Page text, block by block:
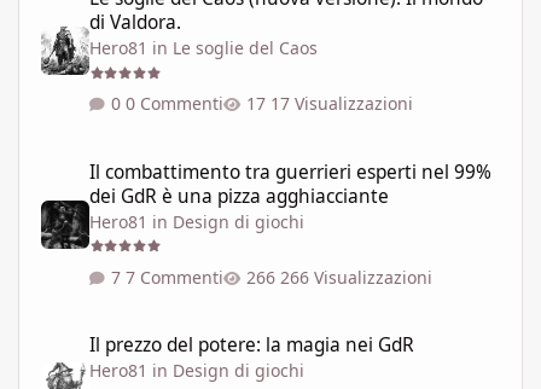
di Valdora.
Hero81 in Le soglie del Caos
0 Commenti 17 Visualizzazioni
Il combattimento tra guerrieri esperti nel 99%
dei GdR è una pizza agghiacciante
Hero81 in Design di giochi
7 Commenti 266 Visualizzazioni
Il prezzo del potere: la magia nei GdR
Hero81 in Design di giochi